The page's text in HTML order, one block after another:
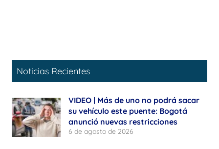
Noticias Recientes
VIDEO | Más de uno no podrá sacar
su vehículo este puente: Bogotá
anunció nuevas restricciones
6 de agosto de 2026